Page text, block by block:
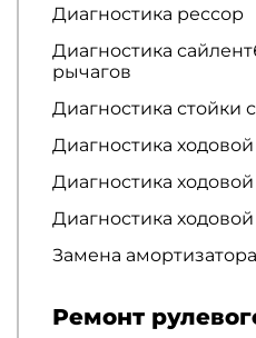
Диагностика рессор
Диагностика
рычагов
Диагностика стойки
Диагностика
Диагностика
Диагностика
Замена амортизатора
Ремонт